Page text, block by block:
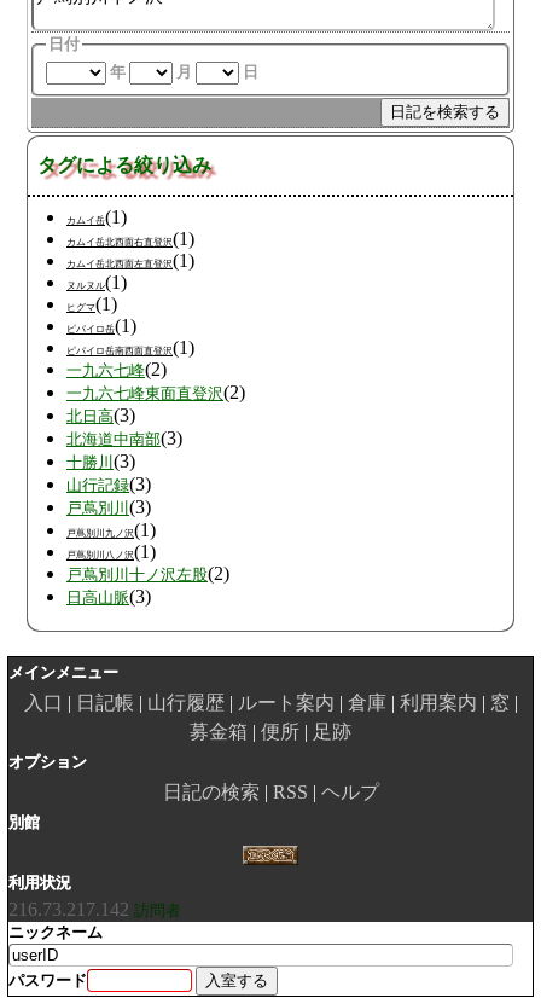
日付
年
月 日
タグによる絞り込み
カムイ岳(1)
カムイ岳北西面右直登沢(1)
カムイ岳北西面左直登沢(1)
ヌルヌル(1)
ヒグマ(1)
ピパイロ岳(1)
ピパイロ岳南西面直登沢(1)
一九六七峰(2)
一九六七峰東面直登沢(2)
北日高(3)
北海道中南部(3)
十勝川 (3)
山行記録(3)
戸蔦別川 (3)
戸蔦別川九ノ沢(1)
戸蔦別川八ノ沢(1)
戸蔦別川十ノ沢左股(2)
日高山脈(3)
メインメニュー
入口 日記帳 山行履歴 ルート案内 倉庫 利用案内
窓
募金箱
便所 足跡
オプション
日記の検索 RSS ヘルプ
別館
利用状況
216.73.217.142 訪問者
ニックネーム
パスワード